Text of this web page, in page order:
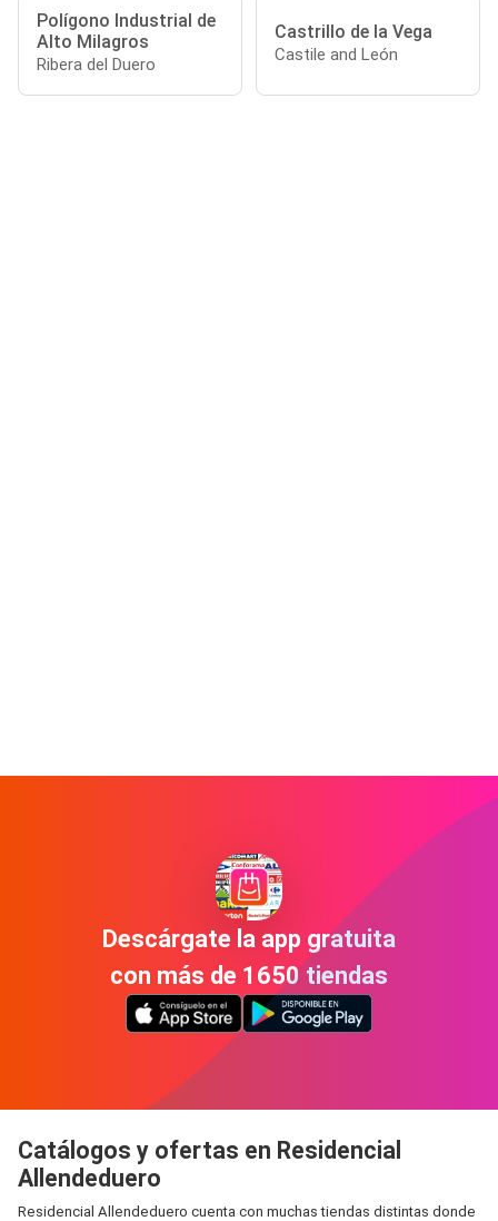
Polígono Industrial de
Alto Milagros
Ribera del Duero
Castrillo de la Vega
Castile and León
Descárgate la app gratuita
con más de 1650 tiendas
Catálogos y ofertas en Residencial
Allendeduero
Residencial Allendeduero cuenta con muchas tiendas distintas donde